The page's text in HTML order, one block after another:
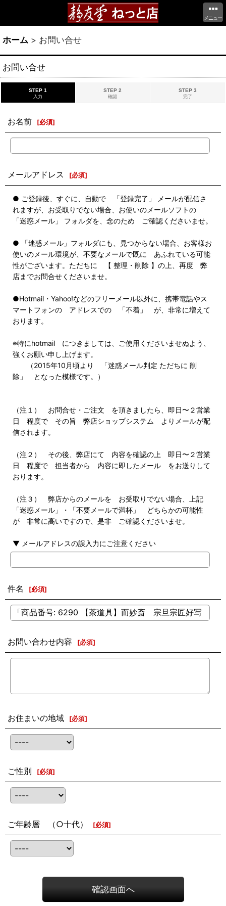
メニュー
ホーム > お問い合せ
お問い合せ
STEP 1
入力
STEP 2
確認
STEP 3
完了
お名前 [必須]
メールアドレス [必須]
● ご登録後、すぐに、自動で 「登録完了」 メールが配信さ
れますが、お受取りでない場合、お使いのメールソフトの
「迷惑メール」 フォルダを、念のため ご確認くださいませ。
● 「迷惑メール」フォルダにも、見つからない場合、お客様お
使いのメール環境が、不要なメールで既に あふれている可能
性がございます。ただちに 【 整理・削除 】の上、再度 弊
店までお問合せくださいませ。
●Hotmail・Yahoo!などのフリーメール以外に、携帯電話やス
マートフォンの アドレスでの 「不着」 が、非常に増えて
おります。
※特にhotmail につきましては、ご使用くださいませぬよう、
強くお願い申し上げます。
（2015年10月頃より 「迷惑メール判定 ただちに 削
除」 となった模様です。）
（注１） お問合せ・ご注文 を頂きましたら、即日〜２営業
日 程度で その旨 弊店ショップシステム よりメールが配
信されます。
（注２） その後、弊店にて 内容を確認の上 即日〜２営業
日 程度で 担当者から 内容に即したメール をお送りして
おります。
（注３） 弊店からのメールを お受取りでない場合、上記
「迷惑メール」・「不要メールで満杯」 どちらかの可能性
が 非常に高いですので、是非 ご確認くださいませ。
▼ メールアドレスの誤入力にご注意ください
件名 [必須]
お問い合わせ内容 [必須]
お住まいの地域 [必須]
ご性別 [必須]
ご年齢層 （○十代） [必須]
確認画面へ